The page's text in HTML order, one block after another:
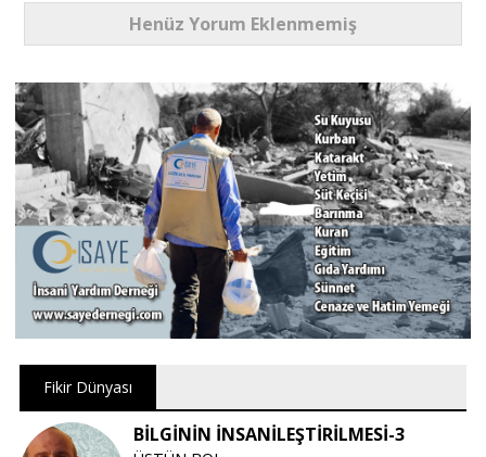
Henüz Yorum Eklenmemiş
Fikir Dünyası
BİLGİNİN İNSANİLEŞTİRİLMESİ-3